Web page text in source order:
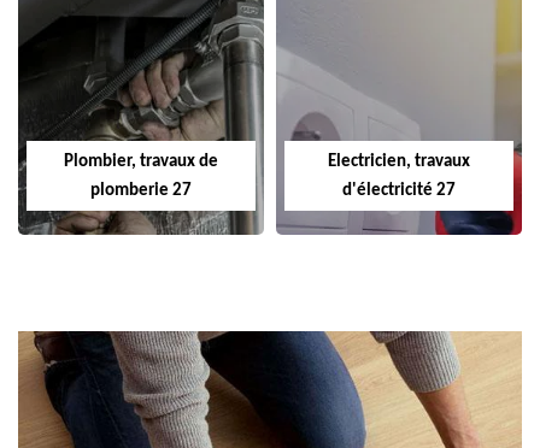
Plombier, travaux de
plomberie 27
Electricien, travaux
d'électricité 27